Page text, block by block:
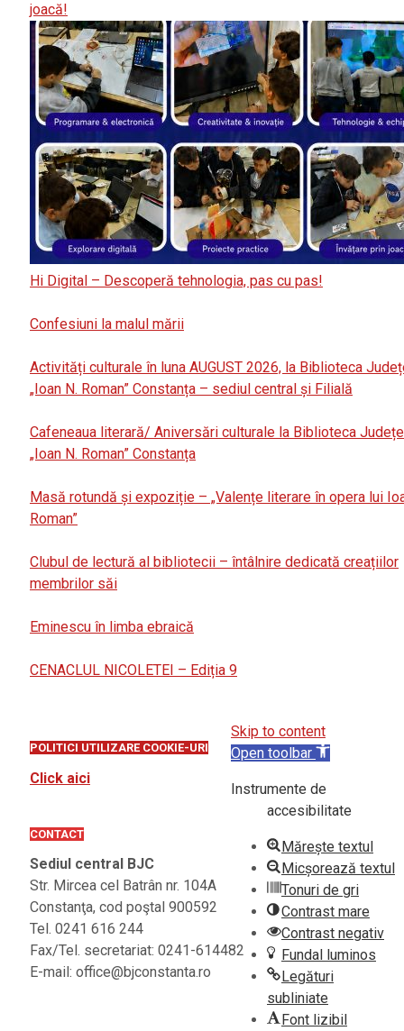
joacă!
Hi Digital – Descoperă tehnologia, pas cu pas!
Confesiuni la malul mării
Activități culturale în luna AUGUST 2026, la Biblioteca
„Ioan N. Roman” Constanța – sediul central și Filială
Cafeneaua literară/ Aniversări culturale la Biblioteca
„Ioan N. Roman” Constanța
Masă rotundă și expoziție – „Valențe literare în opera lui
Roman”
Clubul de lectură al bibliotecii – întâlnire dedicată creațiilor
membrilor săi
Eminescu în limba ebraică
CENACLUL NICOLETEI – Ediția 9
POLITICI UTILIZARE COOKIE-URI
Click aici
CONTACT
Sediul central BJC
Str. Mircea cel Batrân nr. 104A
Constanţa, cod poştal 900592
Tel. 0241 616 244
Fax/Tel. secretariat: 0241-614482
E-mail: office@bjconstanta.ro
Skip to content
Open toolbar
Instrumente de
accesibilitate
Mărește textul
Micșorează textul
Tonuri de gri
Contrast mare
Contrast negativ
Fundal luminos
Legături
subliniate
Font lizibil